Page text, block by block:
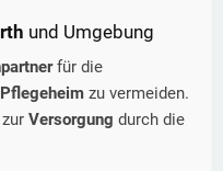
und Umgebung
für die
Pflegeheim zu vermeiden.
zur Versorgung durch die